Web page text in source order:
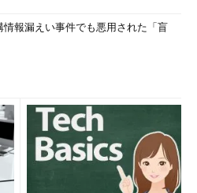
情報漏えい事件でも悪用された「盲